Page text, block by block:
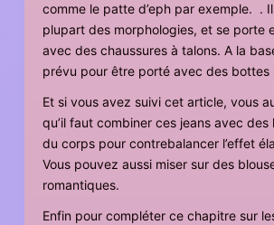
comme le patte d’eph par exemple. .
plupart des morphologies, et se porte
avec des chaussures à talons. A la
prévu pour être porté avec des bottes
Et si vous avez suivi cet article, vous
qu’il faut combiner ces jeans avec
du corps pour contrebalancer l’effet
Vous pouvez aussi miser sur des
romantiques.
Enfin pour compléter ce chapitre sur